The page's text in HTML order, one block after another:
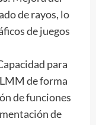
de rayos, lo
de juegos
para
de forma
de funciones
de